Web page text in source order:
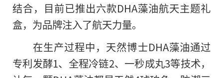
结合，目前已推出六款DHA藻油航天主题礼
盒，为品牌注入了航天力量。
在生产过程中，天然博士DHA藻油通过
专利发酵1、全程冷链2、一秒成丸3等技术，